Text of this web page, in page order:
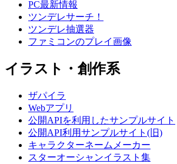
PC最新情報
ツンデレサーチ！
ツンデレ抽選器
ファミコンのプレイ画像
イラスト・創作系
ザパイラ
Webアプリ
公開APIを利用したサンプルサイト
公開API利用サンプルサイト(旧)
キャラクターネームメーカー
スターオーシャンイラスト集